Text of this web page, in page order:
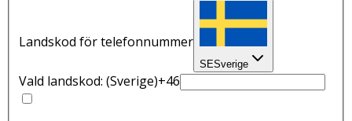
Landskod för telefonnummer
SESverige
Vald landskod: (Sverige)+46